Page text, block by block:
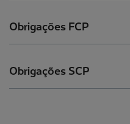
Obrigações FCP
Obrigações SCP